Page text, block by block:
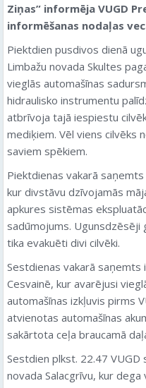
Ziņas” informēja VUGD
informēšanas nodaļas
Piektdien pusdivos dienā
Limbažu novada Skultes
vieglās automašīnas
hidraulisko instrumentu
atbrīvoja tajā iespiestu
mediķiem. Vēl viens cilvēks
saviem spēkiem.
Piektdienas vakarā
kur divstāvu dzīvojamās
apkures sistēmas
sadūmojums. Ugunsdzēsēji
tika evakuēti divi cilvēki.
Sestdienas vakarā saņemts
Cesvainē, kur avarējusi
automašīnas izkļuvis pirms
atvienotas automašīnas
sakārtota ceļa braucamā
Sestdien plkst. 22.47 VUGD
novada Salacgrīvu, kur